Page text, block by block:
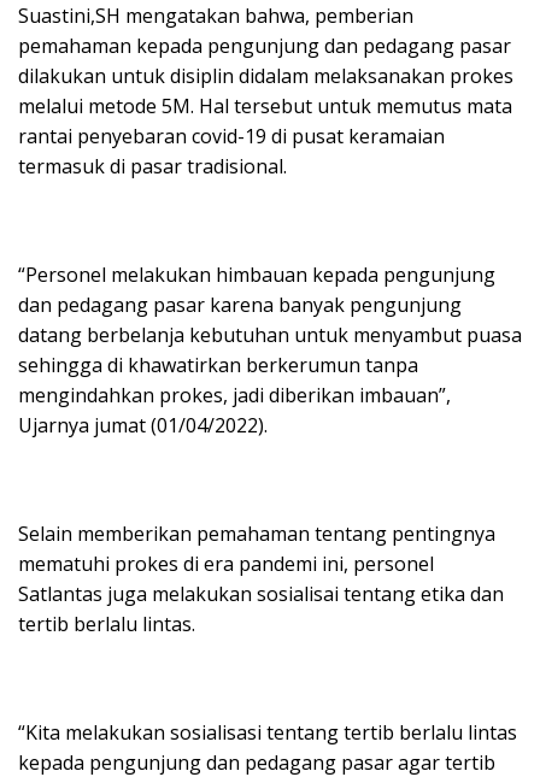
Suastini,SH mengatakan bahwa, pemberian
pemahaman kepada pengunjung dan pedagang pasar
dilakukan untuk disiplin didalam melaksanakan prokes
melalui metode 5M. Hal tersebut untuk memutus mata
rantai penyebaran covid-19 di pusat keramaian
termasuk di pasar tradisional.
“Personel melakukan himbauan kepada pengunjung
dan pedagang pasar karena banyak pengunjung
datang berbelanja kebutuhan untuk menyambut puasa
sehingga di khawatirkan berkerumun tanpa
mengindahkan prokes, jadi diberikan imbauan”,
Ujarnya jumat (01/04/2022).
Selain memberikan pemahaman tentang pentingnya
mematuhi prokes di era pandemi ini, personel
Satlantas juga melakukan sosialisai tentang etika dan
tertib berlalu lintas.
“Kita melakukan sosialisasi tentang tertib berlalu lintas
kepada pengunjung dan pedagang pasar agar tertib